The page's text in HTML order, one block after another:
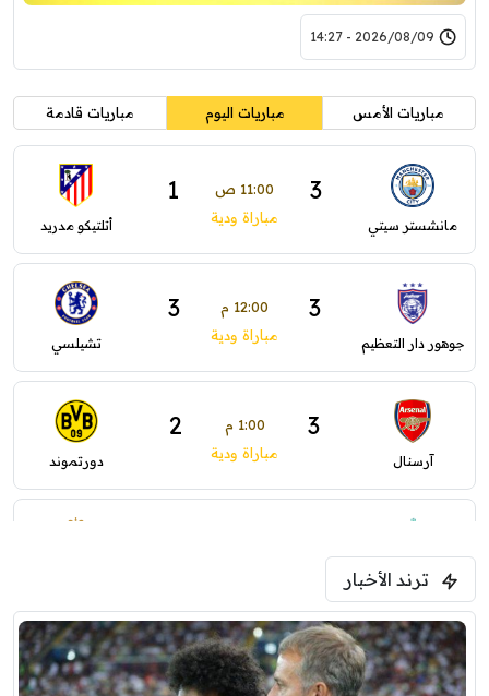
2026/08/09 - 14:27
مباريات الأمس مباريات اليوم مباريات قادمة
مانشستر سيتي
3 11:00 ص 1
مباراة ودية أتلتيكو مدريد
جوهور دار التعظيم
3 12:00 م 3
مباراة ودية تشيلسي
آرسنال
3 1:00 م 2
مباراة ودية دورتموند
ليفربول
ترند الأخبار